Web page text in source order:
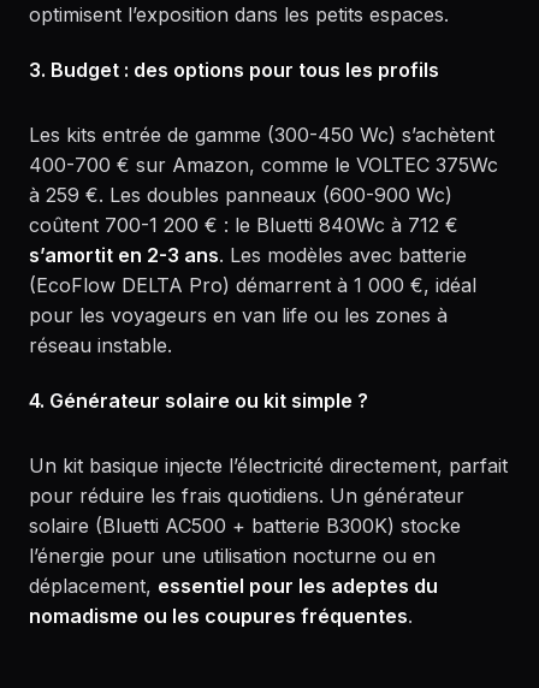
optimisent l’exposition dans les petits espaces.
3. Budget : des options pour tous les profils
Les kits entrée de gamme (300-450 Wc) s’achètent
400-700 € sur Amazon, comme le VOLTEC 375Wc
à 259 €. Les doubles panneaux (600-900 Wc)
coûtent 700-1 200 € : le Bluetti 840Wc à 712 €
s’amortit en 2-3 ans. Les modèles avec batterie
(EcoFlow DELTA Pro) démarrent à 1 000 €, idéal
pour les voyageurs en van life ou les zones à
réseau instable.
4. Générateur solaire ou kit simple ?
Un kit basique injecte l’électricité directement, parfait
pour réduire les frais quotidiens. Un générateur
solaire (Bluetti AC500 + batterie B300K) stocke
l’énergie pour une utilisation nocturne ou en
déplacement, essentiel pour les adeptes du
nomadisme ou les coupures fréquentes.